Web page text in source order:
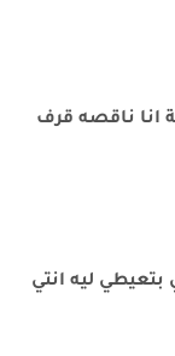
انا ناقصه قرف
ليه انتي